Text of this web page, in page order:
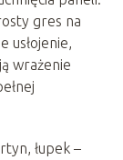
gres na
usłojenie,
wrażenie
łupek –